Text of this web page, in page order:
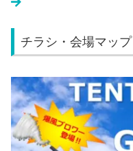
チラシ・会場マップ